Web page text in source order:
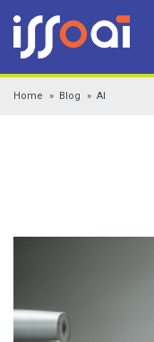
Home Blog AI